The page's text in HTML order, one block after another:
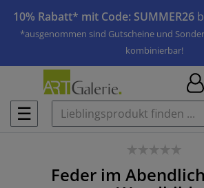
10% Rabatt* mit Code: SUMMER26
*ausgenommen sind Gutscheine und
kombinierbar!
☰
Feder im